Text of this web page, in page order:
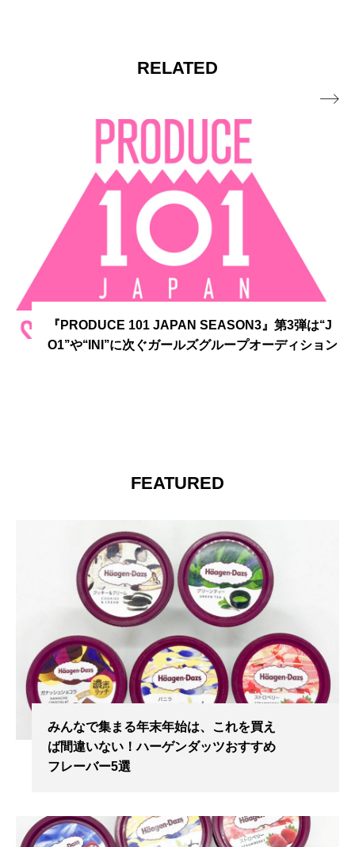
RELATED
秋元康監修、異例の25歳以上限定オーディション
開催決定！ ネオ昭和歌謡、男性グループの結成を

FEATURED
みんなで集まる年末年始は、これを買え
ば間違いない！ハーゲンダッツおすすめ
フレーバー5選